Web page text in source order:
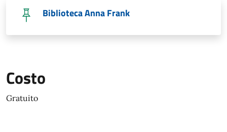
Biblioteca Anna Frank
Costo
Gratuito